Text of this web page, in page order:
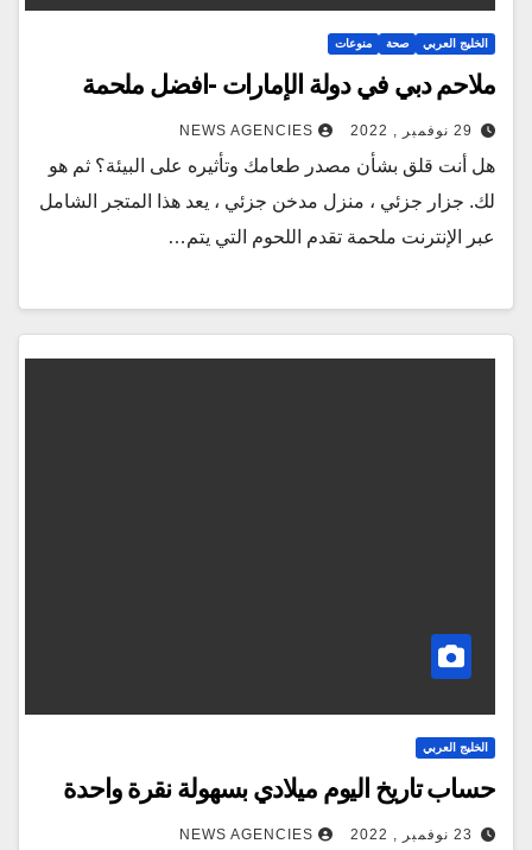
الخليج العربي صحة منوعات
ملاحم دبي في دولة الإمارات -افضل ملحمة
29 نوفمبر , 2022 NEWS AGENCIES
هل أنت قلق بشأن مصدر طعامك وتأثيره على البيئة؟ ثم هو
لك. جزار جزئي ، منزل مدخن جزئي ، يعد هذا المتجر الشامل
عبر الإنترنت ملحمة تقدم اللحوم التي يتم…
الخليج العربي
حساب تاريخ اليوم ميلادي بسهولة نقرة واحدة
23 نوفمبر , 2022 NEWS AGENCIES